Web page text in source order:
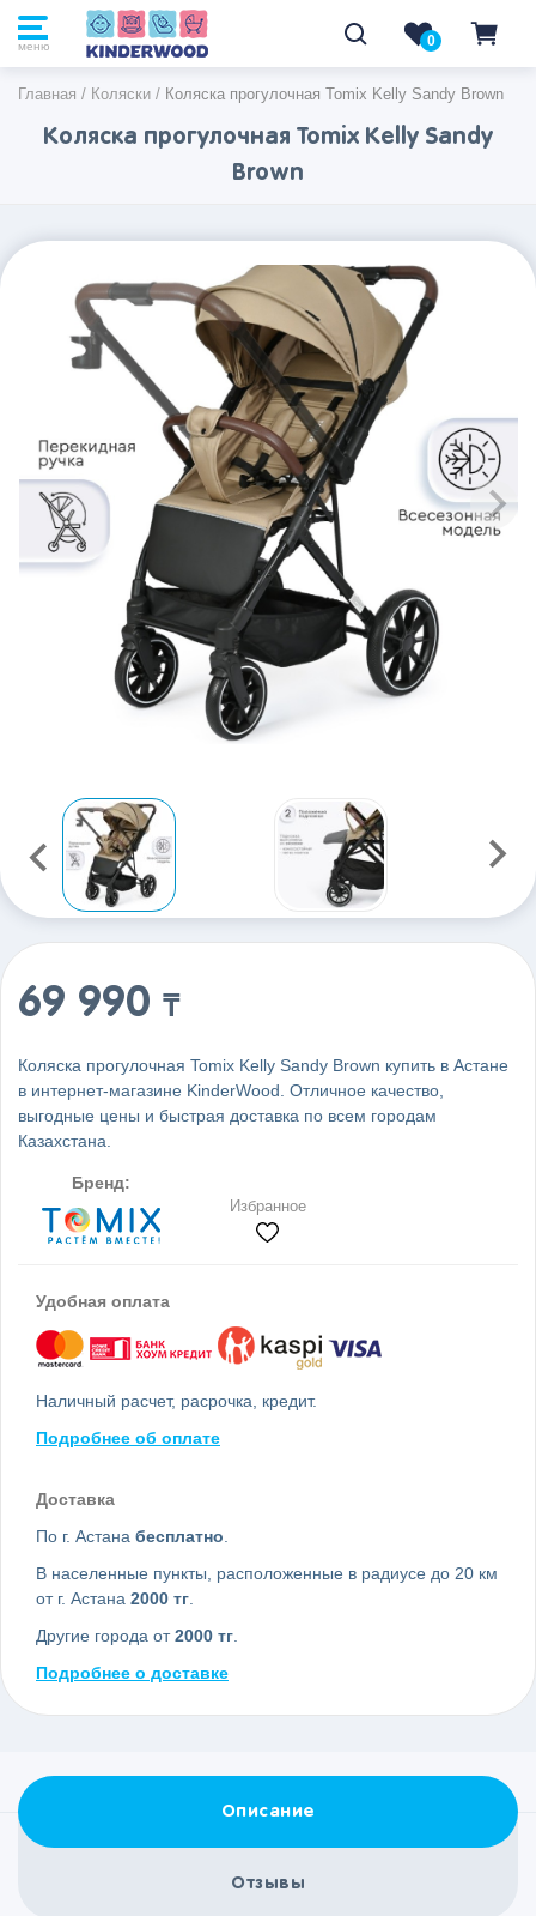
меню 0
Главная / Коляски / Коляска прогулочная Tomix Kelly Sandy Brown
Коляска прогулочная Tomix Kelly Sandy
Brown
69 990 ₸
Коляска прогулочная Tomix Kelly Sandy Brown купить в Астане
в интернет-магазине KinderWood. Отличное качество,
выгодные цены и быстрая доставка по всем городам
Казахстана.
Бренд:
Избранное
Удобная оплата
Наличный расчет, расрочка, кредит.
Подробнее об оплате
Доставка
По г. Астана бесплатно
В населенные пункты, расположенные в радиусе до 20 км
от г. Астана 2000 тг
Другие города от2000 тг
Подробнее о доставке
Описание
Отзывы